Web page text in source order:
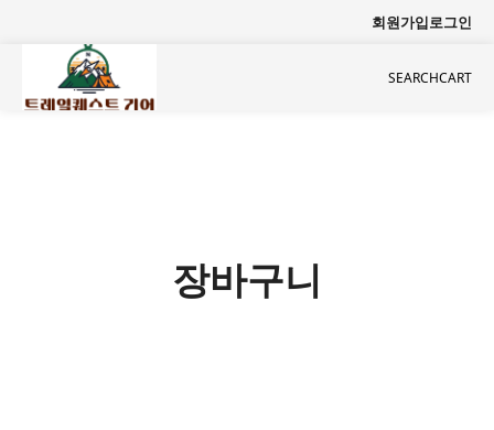
회원가입로그인
SEARCHCART
장바구니